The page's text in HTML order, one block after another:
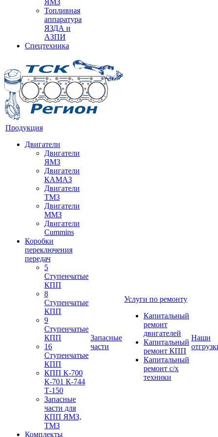
ЯМЗ
Топливная
аппаратура
ЯЗДА и
АЗПИ
Спецтехника
Продукция
Двигатели
Двигатели
ЯМЗ
Двигатели
КАМАЗ
Двигатели
ТМЗ
Двигатели
ММЗ
Двигатели
Cummins
Коробки
переключения
передач
5
Ступенчатые
КПП
8
Ступенчатые
КПП
9
Ступенчатые
КПП
16
Ступенчатые
КПП
КПП К-700
К-701 К-744
Т-150
Запасные
части для
КПП ЯМЗ,
ТМЗ
Комплекты
Запасные
части
Услуги по ремонту
Капитальный
ремонт
двигателей
Капитальный
ремонт КПП
Капитальный
ремонт с/х
техники
Наши